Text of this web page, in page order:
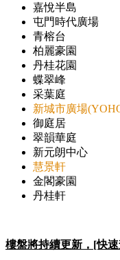
嘉悅半島
屯門時代廣場
青榕台
柏麗豪園
丹桂花園
蝶翠峰
采葉庭
新城市廣場
御庭居
翠韻華庭
新元朗中心
慧景軒
金閣豪園
丹桂軒
樓盤將持續更新，[快